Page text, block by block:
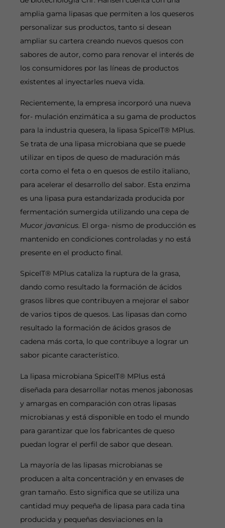
amplia gama lipasas que permiten a los queseros
personalizar sus productos, tanto si desean
ampliar su cartera creando nuevos quesos con
sabores de autor, como para renovar el interés de
los consumidores por las líneas de productos
existentes al inyectarles nueva vida.
Recientemente, la empresa incorporó una nueva
for- mulación enzimática a su gama de productos
para la industria quesera, la lipasa SpiceIT® MPlus.
Se trata de una lipasa microbiana que se puede
utilizar en tipos de queso de maduración más
corta como el feta o en quesos de estilo italiano,
para acelerar el desarrollo del sabor. Esta enzima
es una lipasa pura estandarizada producida por
fermentación sumergida utilizando una cepa de
Mucor javanicus. El orga- nismo de producción es
mantenido en condiciones controladas y no está
presente en el producto final.
SpiceIT® MPlus cataliza la ruptura de la grasa,
dando como resultado la formación de ácidos
grasos libres que contribuyen a mejorar el sabor
de varios tipos de quesos. Las lipasas dan como
resultado la formación de ácidos grasos de
cadena más corta, lo que contribuye a lograr un
sabor picante característico.
La lipasa microbiana SpiceIT® MPlus está
diseñada para desarrollar notas menos jabonosas
y amargas en comparación con otras lipasas
microbianas y está disponible en todo el mundo
para garantizar que los fabricantes de queso
puedan lograr el perfil de sabor que desean.
La mayoría de las lipasas microbianas se
producen a alta concentración y en envases de
gran tamaño. Esto significa que se utiliza una
cantidad muy pequeña de lipasa para cada tina
producida y pequeñas desviaciones en la